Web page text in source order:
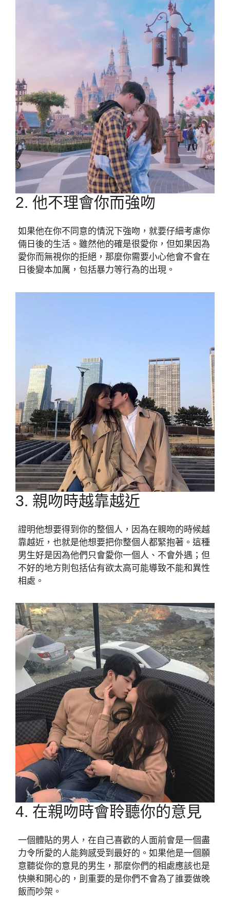
2. 他不理會你而強吻
如果他在你不同意的情況下強吻，就要仔細考慮你
倆日後的生活。雖然他的確是很愛你，但如果因為
愛你而無視你的拒絕，那麼你需要小心他會不會在
日後變本加厲，包括暴力等行為的出現。
3. 親吻時越靠越近
證明他想要得到你的整個人，因為在親吻的時候越
靠越近，也就是他想要把你整個人都緊抱著。這種
男生好是因為他們只會愛你一個人、不會外遇；但
不好的地方則包括佔有欲太高可能導致不能和異性
相處。
4. 在親吻時會聆聽你的意見
一個體貼的男人，在自己喜歡的人面前會是一個盡
力令所愛的人能夠感受到最好的。如果他是一個願
意聽從你的意見的男生，那麼你們的相處應該也是
快樂和開心的，刞重要的是你們不會為了誰要做晚
飯而吵架。